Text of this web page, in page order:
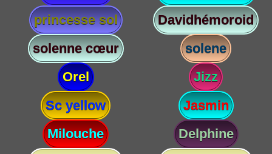
princesse sol
Davidhémoroid
solenne cœur
solene
Orel
Jizz
Sc yellow
Jasmin
Milouche
Delphine